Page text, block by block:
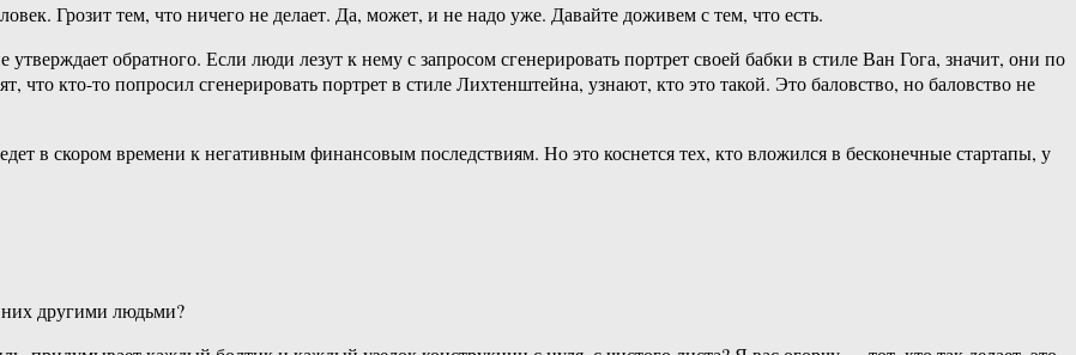
Грозит тем, что ничего не делает. Да, может, и не надо уже. Давайте доживем с тем, что есть.
обратного. Если люди лезут к нему с запросом сгенерировать портрет своей бабки в стиле Ван Гога, значит, они по
что кто-то попросил сгенерировать портрет в стиле Лихтенштейна, узнают, кто это такой. Это баловство, но баловство не
в скором времени к негативным финансовым последствиям. Но это коснется тех, кто вложился в бесконечные стартапы, у
другими людьми?